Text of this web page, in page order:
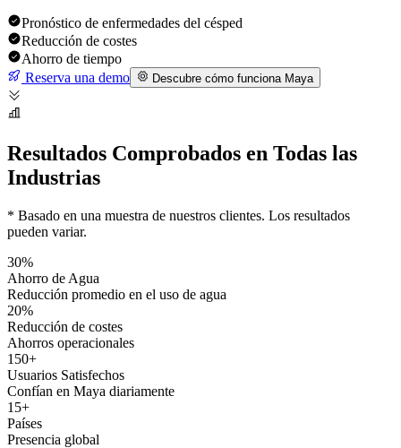
Pronóstico de enfermedades del césped
Reducción de costes
Ahorro de tiempo
Reserva una demo
Descubre cómo funciona Maya
Resultados Comprobados en Todas las
Industrias
* Basado en una muestra de nuestros clientes. Los resultados
pueden variar.
30%
Ahorro de Agua
Reducción promedio en el uso de agua
20%
Reducción de costes
Ahorros operacionales
150+
Usuarios Satisfechos
Confían en Maya diariamente
15+
Países
Presencia global